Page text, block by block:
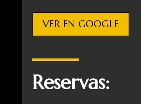
VER EN GOOGLE
Reservas: